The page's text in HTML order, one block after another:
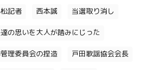
記者 西本誠 当選取り消し
の思いを大人が踏みにじった
理委員会の捏造 戸田歌謡協会会長